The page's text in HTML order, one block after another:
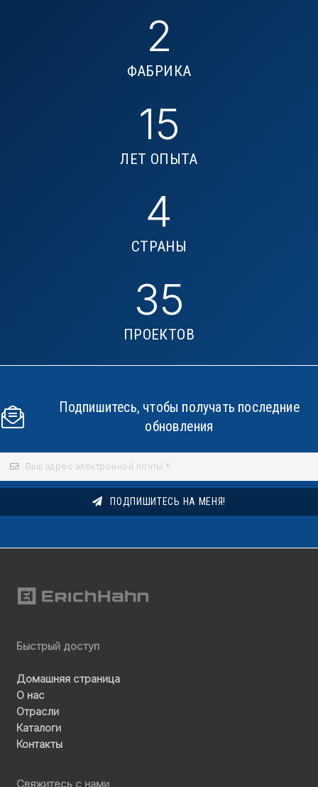
2
ФАБРИКА
15
ЛЕТ ОПЫТА
4
СТРАНЫ
35
ПРОЕКТОВ
Подпишитесь, чтобы получать последние
обновления
ПОДПИШИТЕСЬ НА МЕНЯ!
Быстрый доступ
Домашняя страница
О нас
Отрасли
Каталоги
Контакты
Свяжитесь с нами